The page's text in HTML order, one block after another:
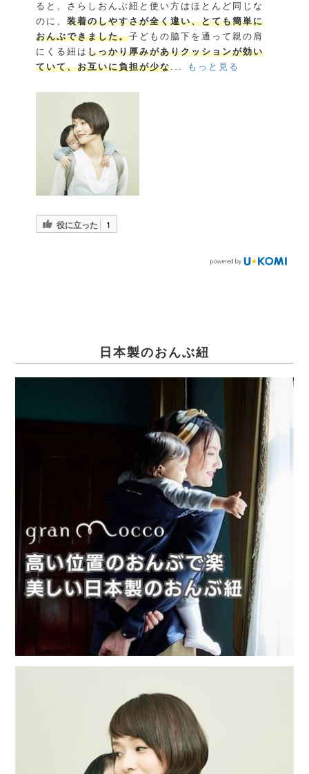
ると、さらしおんぶ紐と使い方はほとんど同じな
のに、装着のしやすさが全く違い、とても簡単に
おんぶできました。子どもの脇下を通って親の肩
にくる紐はしっかり厚みがありクッションが効い
ていて、お互いに負担が少な... もっと見る
役に立った 1
日本製のおんぶ紐